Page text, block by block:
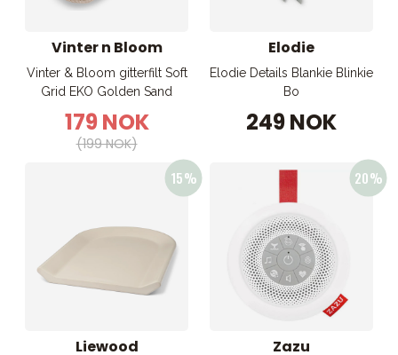
Vinter n Bloom
Vinter & Bloom gitterfilt Soft
Grid EKO Golden Sand
179 NOK
(199 NOK)
Elodie
Elodie Details Blankie Blinkie
Bo
249 NOK
Liewood Zazu